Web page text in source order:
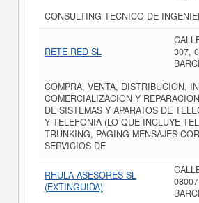
CONSULTING TECNICO DE
RETE RED SL
307,
COMPRA, VENTA, DISTRIBUCION,
COMERCIALIZACION Y
DE SISTEMAS Y APARATOS DE
Y TELEFONIA (LO QUE INCLUYE
TRUNKING, PAGING MENSAJES
SERVICIOS DE
RHULA ASESORES SL
(EXTINGUIDA)